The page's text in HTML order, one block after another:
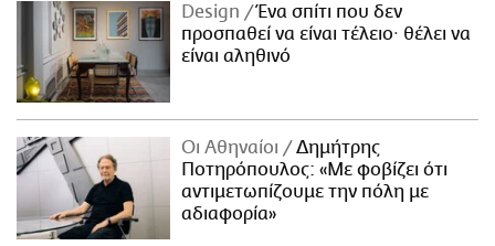
Design
Ένα σπίτι που δεν
προσπαθεί να είναι τέλειο· θέλει να
είναι αληθινό
Οι Αθηναίοι
Δημήτρης
Ποτηρόπουλος: «Με φοβίζει ότι
αντιμετωπίζουμε την πόλη με
αδιαφορία»